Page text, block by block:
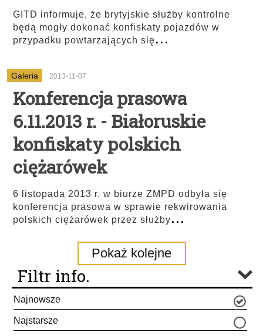
GITD informuje, że brytyjskie służby kontrolne
będą mogły dokonać konfiskaty pojazdów w
przypadku powtarzających się...
Galeria 2013-11-07
Konferencja prasowa
6.11.2013 r. - Białoruskie
konfiskaty polskich
ciężarówek
6 listopada 2013 r. w biurze ZMPD odbyła się
konferencja prasowa w sprawie rekwirowania
polskich ciężarówek przez służby...
Pokaż kolejne
Filtr info.
Najnowsze
Najstarsze